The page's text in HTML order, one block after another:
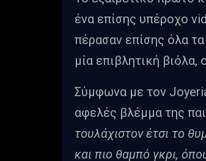
ένα επίσης υπέροχο
πέρασαν επίσης όλα
μία επιβλητική βιόλα,
Σύμφωνα με τον
αφελές βλέμμα της
τουλάχιστον έτσι το
και πιο θαμπό γκρι,